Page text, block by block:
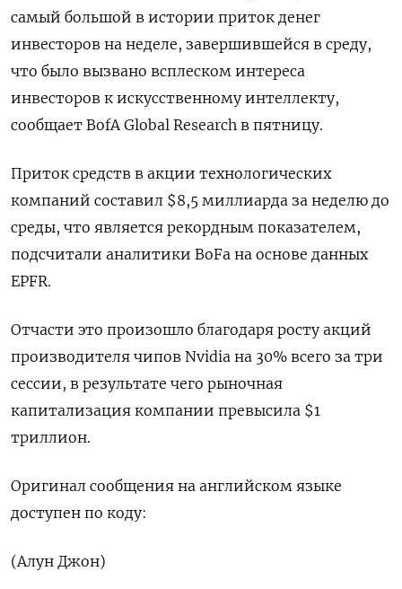
самый большой в истории приток денег
инвесторов на неделе, завершившейся в среду,
что было вызвано всплеском интереса
инвесторов к искусственному интеллекту,
сообщает BofA Global Research в пятницу.
Приток средств в акции технологических
компаний составил $8,5 миллиарда за неделю до
среды, что является рекордным показателем,
подсчитали аналитики BoFa на основе данных
EPFR.
Отчасти это произошло благодаря росту акций
производителя чипов Nvidia на 30% всего за три
сессии, в результате чего рыночная
капитализация компании превысила $1
триллион.
Оригинал сообщения на английском языке
доступен по коду:
(Алун Джон)